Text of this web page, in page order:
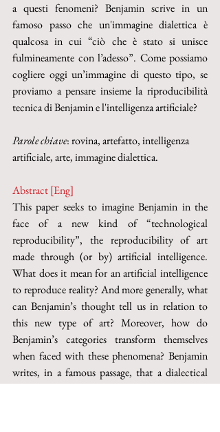
a questi fenomeni? Benjamin scrive in un
famoso passo che un'immagine dialettica è
qualcosa in cui “ciò che è stato si unisce
fulmineamente con l’adesso”. Come possiamo
cogliere oggi un’immagine di questo tipo, se
proviamo a pensare insieme la riproducibilità
tecnica di Benjamin e l'intelligenza artificiale?
Parole chiave: rovina, artefatto, intelligenza
artificiale, arte, immagine dialettica.
Abstract [Eng]
This paper seeks to imagine Benjamin in the
face of a new kind of “technological
reproducibility”, the reproducibility of art
made through (or by) artificial intelligence.
What does it mean for an artificial intelligence
to reproduce reality? And more generally, what
can Benjamin’s thought tell us in relation to
this new type of art? Moreover, how do
Benjamin’s categories transform themselves
when faced with these phenomena? Benjamin
writes, in a famous passage, that a dialectical